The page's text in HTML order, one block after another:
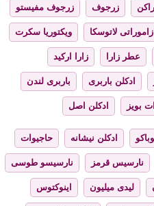
زرجوف زرجوف مفیستو
لاتوسکا ویکتوریا سکرت
عطر زارا زارا ارکید
ادکلن باربری باربری لندن
بویز ادکلن اصل
ادکلن نیشانه حاجیوات
نارسیس قرمز نارسیسو طوسی
لیدی میلیون اینوکتوس